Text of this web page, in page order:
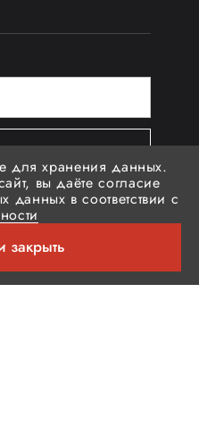
на новости
для хранения данных.
вы даёте согласие
данных в соответствии с
закрыть